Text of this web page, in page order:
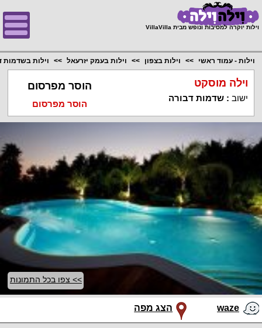
וילות יוקרה למסיבות ונופש מבית VillaVilla
וילות - עמוד ראשי וילות בצפון וילות בעמק יזרעאל וילות בשדמות
וילה מוסקט
ישוב :שדמות דבורה
הוסר מפרסום
הוסר מפרסום
>> צפו בכל התמונות
waze הצג מפה